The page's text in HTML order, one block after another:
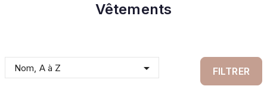
Vêtements
Nom, A à Z  FILTRER